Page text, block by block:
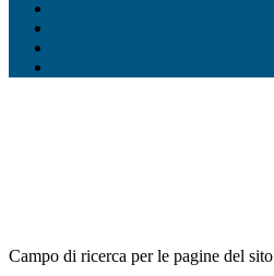
Campo di ricerca per le pagine del sito